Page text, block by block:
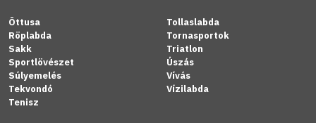
Öttusa
Röplabda
Sakk
Sportlövészet
Súlyemelés
Tekvondó
Tenisz
Tollaslabda
Tornasportok
Triatlon
Úszás
Vívás
Vízilabda